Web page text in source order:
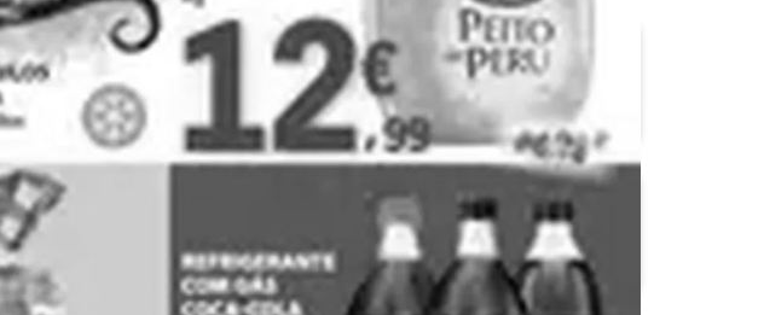
Continente Coviran E.Leclerc
Mercadona Meu Super Minipreço